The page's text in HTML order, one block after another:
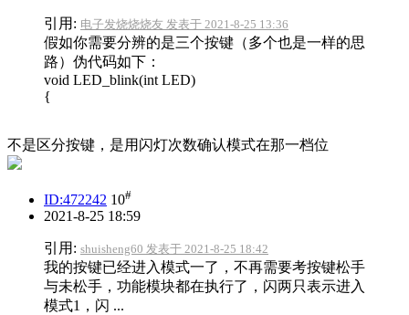
引用: 电子发烧烧烧友 发表于 2021-8-25 13:36
假如你需要分辨的是三个按键（多个也是一样的思
路）伪代码如下：
void LED_blink(int LED)
{
不是区分按键，是用闪灯次数确认模式在那一档位
ID:472242 10#
2021-8-25 18:59
引用: shuisheng60 发表于 2021-8-25 18:42
我的按键已经进入模式一了，不再需要考按键松手
与未松手，功能模块都在执行了，闪两只表示进入
模式1，闪 ...